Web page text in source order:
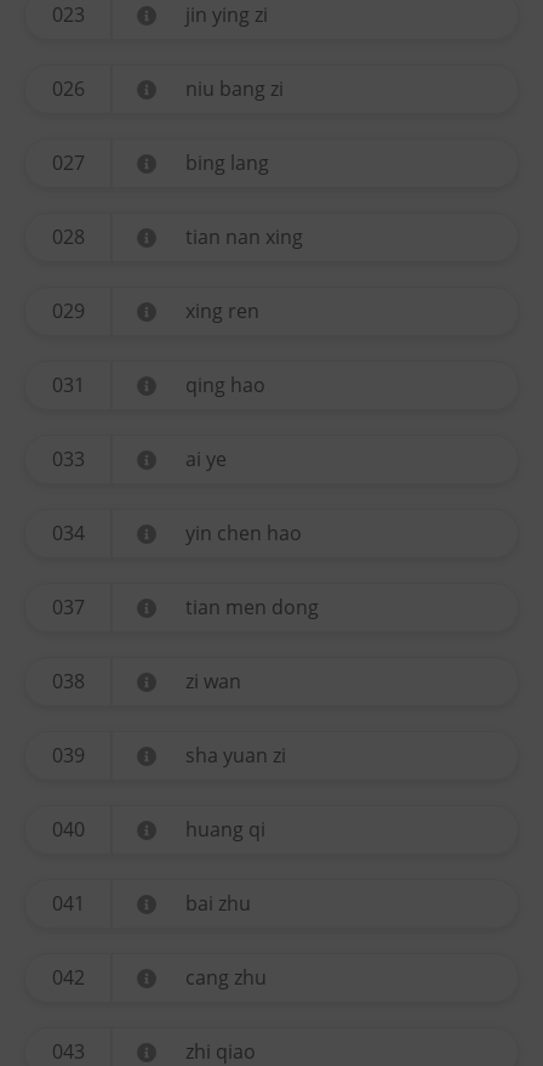
023 jin ying zi
026 niu bang zi
027 bing lang
028 tian nan xing
029 xing ren
031 qing hao
033 ai ye
034 yin chen hao
037 tian men dong
038 zi wan
039 sha yuan zi
040 huang qi
041 bai zhu
042 cang zhu
043 zhi qiao